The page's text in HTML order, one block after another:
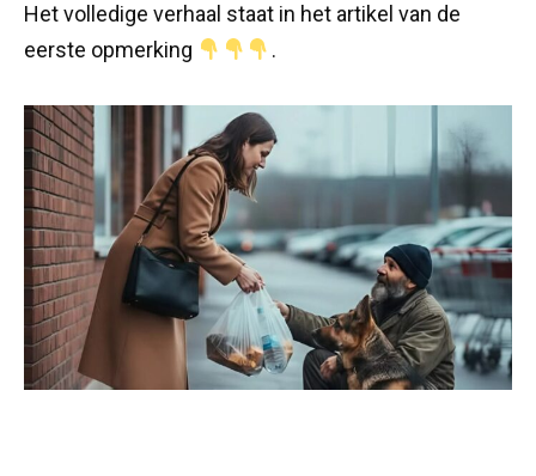
Het volledige verhaal staat in het artikel van de
eerste opmerking
.